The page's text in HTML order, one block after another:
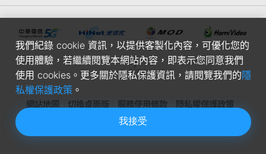
網站地圖 切換桌面版 服務使用條款 隱私權保護政策
中華電信股份有限公司個人家庭分公司(統一編號：96979949) ©
我們紀錄 cookie 資訊，以提供客製化內容，可優化您的
使用體驗，若繼續閱覽本網站內容，即表示您同意我們
使用 cookies。更多關於隱私保護資訊，請閱覽我們的隱
私權保護政策。
我接受